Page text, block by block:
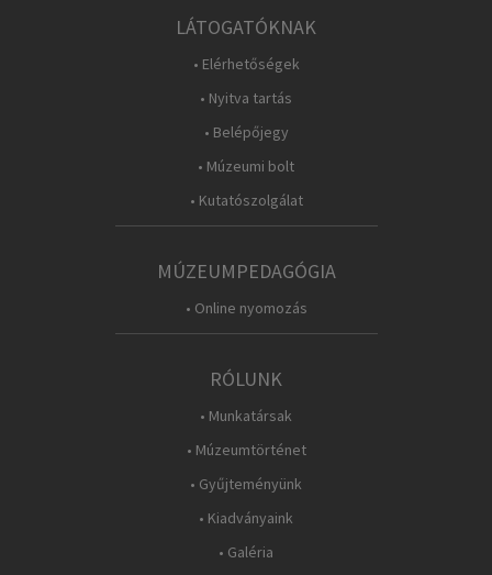
LÁTOGATÓKNAK
• Elérhetőségek
• Nyitva tartás
• Belépőjegy
• Múzeumi bolt
• Kutatószolgálat
MÚZEUMPEDAGÓGIA
• Online nyomozás
RÓLUNK
• Munkatársak
• Múzeumtörténet
• Gyűjteményünk
• Kiadványaink
• Galéria